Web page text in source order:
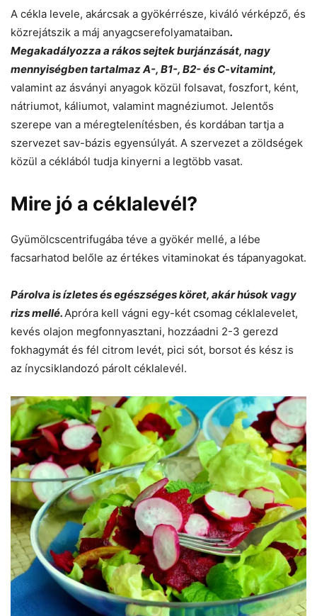
A cékla levele, akárcsak a gyökérrésze, kiváló vérképző, és
közrejátszik a máj anyagcserefolyamataiban.
Megakadályozza a rákos sejtek burjánzását, nagy
mennyiségben tartalmaz A-, B1-, B2- és C-vitamint,
valamint az ásványi anyagok közül folsavat, foszfort, ként,
nátriumot, káliumot, valamint magnéziumot. Jelentős
szerepe van a méregtelenítésben, és kordában tartja a
szervezet sav-bázis egyensúlyát. A szervezet a zöldségek
közül a céklából tudja kinyerni a legtöbb vasat.
Mire jó a céklalevél?
Gyümölcscentrifugába téve a gyökér mellé, a lébe
facsarhatod belőle az értékes vitaminokat és tápanyagokat.
Párolva is ízletes és egészséges köret, akár húsok vagy
rizs mellé.Apróra kell vágni egy-két csomag céklalevelet,
kevés olajon megfonnyasztani, hozzáadni 2-3 gerezd
fokhagymát és fél citrom levét, pici sót, borsot és kész is
az ínycsiklandozó párolt céklalevél.